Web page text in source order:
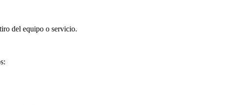
del equipo o servicio.